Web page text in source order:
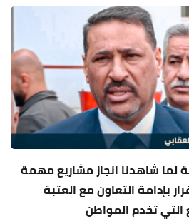
لما شاهدنا انجاز مشاريع مهمة
بإدامة التعاون مع العتبة
التي تخدم المواطن